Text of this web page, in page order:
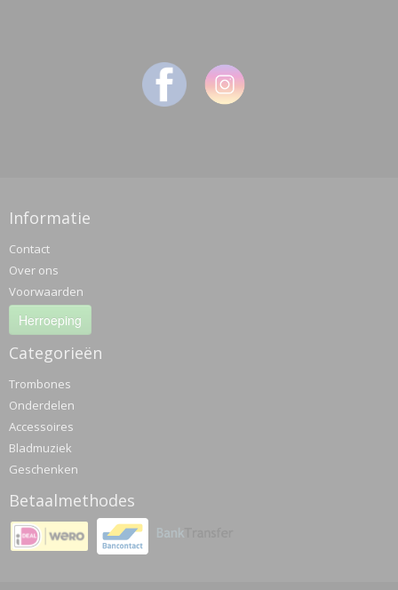
Informatie
Contact
Over ons
Voorwaarden
Herroeping
Categorieën
Trombones
Onderdelen
Accessoires
Bladmuziek
Geschenken
Betaalmethodes